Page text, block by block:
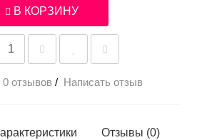
В КОРЗИНУ
0 отзывов / Написать отзыв
Отзывы (0)